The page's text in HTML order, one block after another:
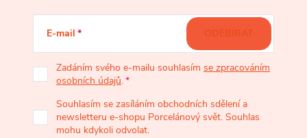
E-mail
Zadáním svého e-mailu souhlasím se zpracováním
osobních údajů.
Souhlasím se zasíláním obchodních sdělení a
newsletteru e-shopu Porcelánový svět. Souhlas
mohu kdykoli odvolat.
ODEBÍRAT